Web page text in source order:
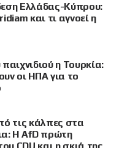
Ελλάδας-Κύπρου:
και τι αγνοεί η
η Τουρκία:
οι ΗΠΑ για το
τις κάλπες στα
Η AfD πρώτη